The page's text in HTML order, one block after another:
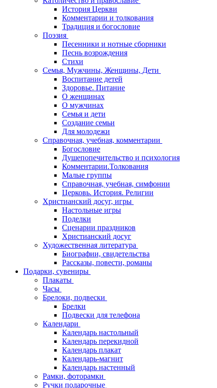
История Церкви
Комментарии и толкования
Традиция и богословие
Поэзия
Песенники и нотные сборники
Песнь возрождения
Стихи
Семья, Мужчины, Женщины, Дети
Воспитание детей
Здоровье. Питание
О женщинах
О мужчинах
Семья и дети
Создание семьи
Для молодежи
Справочная, учебная, комментарии
Богословие
Душепопечительство и психология
Комментарии.Толкования
Малые группы
Справочная, учебная, симфонии
Церковь. История. Религии
Христианский досуг, игры
Настольные игры
Поделки
Сценарии праздников
Христианский досуг
Художественная литература
Биографии, свидетельства
Рассказы, повести, романы
Подарки, сувениры
Плакаты
Часы
Брелоки, подвески
Брелки
Подвески для телефона
Календари
Календарь настольный
Календарь перекидной
Календарь плакат
Календарь-магнит
Календарь настенный
Рамки, фоторамки
Ручки подарочные